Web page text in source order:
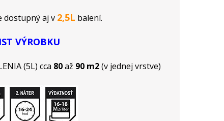
dostupný aj v 2,5L balení.
VÝROBKU
(5L) cca 80až 90 m2(v jednej vrstve)